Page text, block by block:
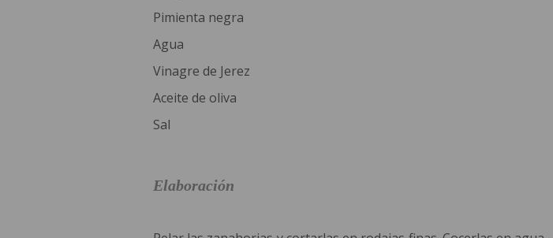
Pimienta negra
Agua
Vinagre de Jerez
Aceite de oliva
Sal
Elaboración